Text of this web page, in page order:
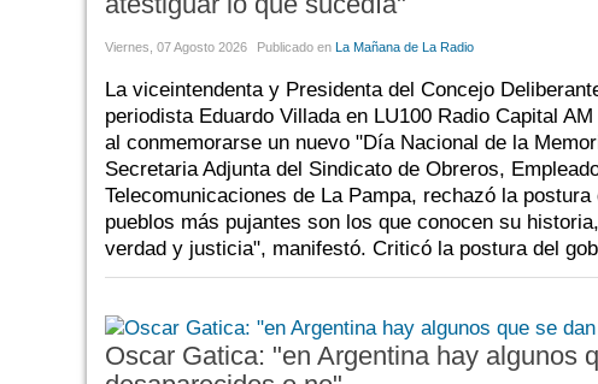
Viernes, 07 Agosto 2026 Publicado en La Mañana de La Radio
La viceintendenta y Presidenta del Concejo
periodista Eduardo Villada en LU100 Radio Capital
al conmemorarse un nuevo "Día Nacional de la
Secretaria Adjunta del Sindicato de Obreros,
Telecomunicaciones de La Pampa, rechazó la
pueblos más pujantes son los que conocen su
verdad y justicia", manifestó. Criticó la postura del
Oscar Gatica: "en Argentina hay algunos